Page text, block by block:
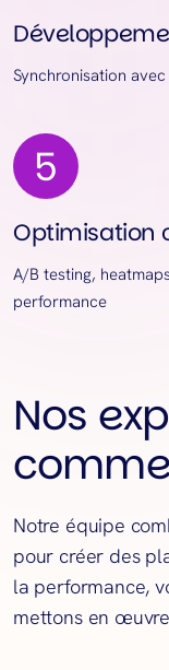
Synchronisation avec
Optimisation
A/B testing,
performance
Nos expertises e-
Notre équipe
pour créer des
la performance,
mettons en